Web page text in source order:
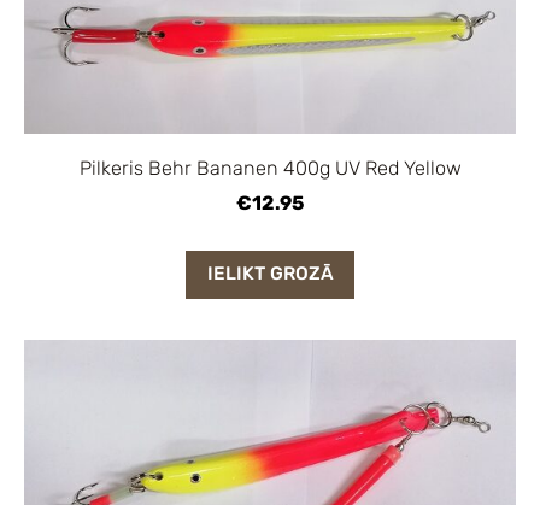
Pilkeris Behr Bananen 400g UV Red Yellow
€12.95
IELIKT GROZĀ